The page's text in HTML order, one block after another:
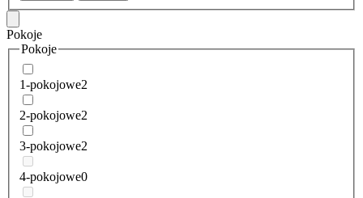
Pokoje
Pokoje
1-pokojowe2
2-pokojowe2
3-pokojowe2
4-pokojowe0